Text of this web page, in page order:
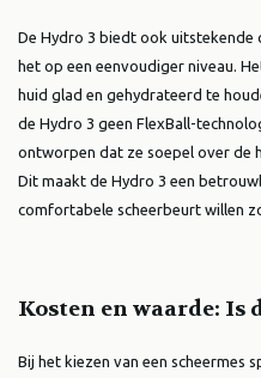
De Hydro 3 biedt ook
het op een eenvoudiger niveau.
huid glad en gehydrateerd te
de Hydro 3 geen FlexBall-
ontworpen dat ze soepel over de
Dit maakt de Hydro 3 een
comfortabele scheerbeurt willen
Kosten en waarde: Is
Bij het kiezen van een scheermes